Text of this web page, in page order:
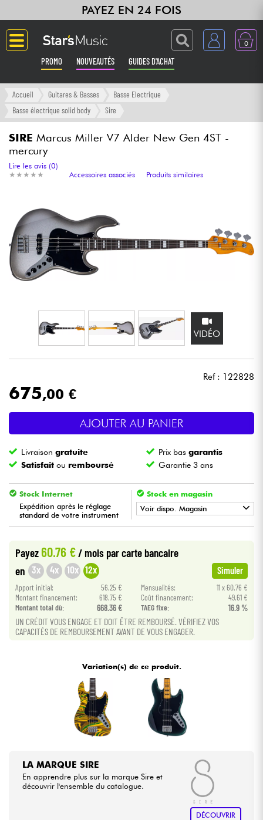
PAYEZ EN 24 FOIS
0
PROMO NOUVEAUTÉS GUIDES D'ACHAT
Langue
Amplis & Effets
Synthés & Sampleurs
Home Studio
Casques
DJ
Eclairage
Batteries & Percu
Vents
Violons & Quatuor
Eveil Musical
Câbles & Access.
HiFi
Packs
Accueil Guitares & Basses
Basse Electrique
Basse électrique solid body
Sire
SIRE Marcus Miller V7 Alder New Gen 4ST -
mercury
★ ★ ★ ★ ★
★ ★ ★ ★ ★
Lire les avis (0)
Accessoires associés
Produits similaires
VIDÉO
Ref : 122828
675,00 €
AJOUTER AU PANIER
Livraisongratuite Prix basgarantis
Satisfait ou remboursé Garantie 3 ans
Stock Internet
Expédition après le réglage
standard de votre instrument
Stock en magasin
Voir dispo. Magasin
•
Payez60.76 €/ mois par carte bancaire
en 3x 4x 10x 12x Simuler
Apport initial: 56.25 € Mensualités:
11 x 60.76 €
Montant financement:
618.75 € Coût financement:
49.61 €
Montant total dù:
668.36 € TAEG fixe: 16.9 %
UN CRÉDIT VOUS ENGAGE ET DOIT ÊTRE REMBOURSÉ. VÉRIFIEZ VOS
CAPACITÉS DE REMBOURSEMENT AVANT DE VOUS ENGAGER.
Variation(s) de ce produit.
LA MARQUE SIRE
En apprendre plus sur la marque Sire et
découvrir l'ensemble du catalogue.
DÉCOUVRIR